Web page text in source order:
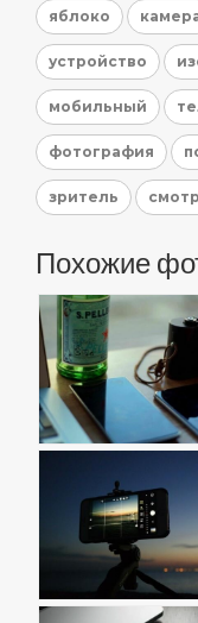
яблоко
устройство
мобильный
фотография
зритель
Похожие